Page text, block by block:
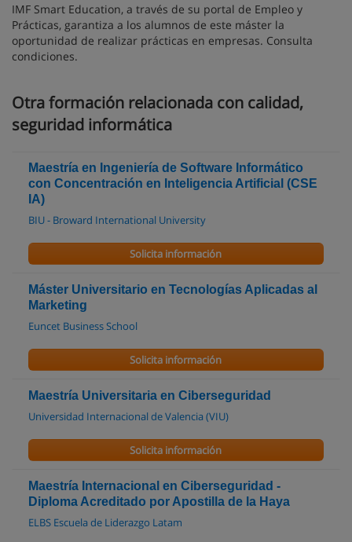
IMF Smart Education, a través de su portal de Empleo y
Prácticas, garantiza a los alumnos de este máster la
oportunidad de realizar prácticas en empresas. Consulta
condiciones.
Otra formación relacionada con calidad,
seguridad informática
Maestría en Ingeniería de Software Informático
con Concentración en Inteligencia Artificial (CSE
IA)
BIU - Broward International University
Solicita información
Máster Universitario en Tecnologías Aplicadas al
Marketing
Euncet Business School
Solicita información
Maestría Universitaria en Ciberseguridad
Universidad Internacional de Valencia (VIU)
Solicita información
Maestría Internacional en Ciberseguridad -
Diploma Acreditado por Apostilla de la Haya
ELBS Escuela de Liderazgo Latam